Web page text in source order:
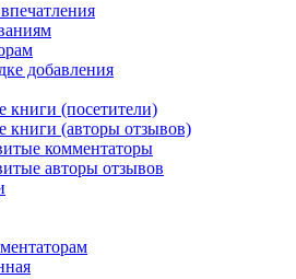
добавления
книги (посетители)
книги (авторы отзывов)
комментаторы
авторы отзывов